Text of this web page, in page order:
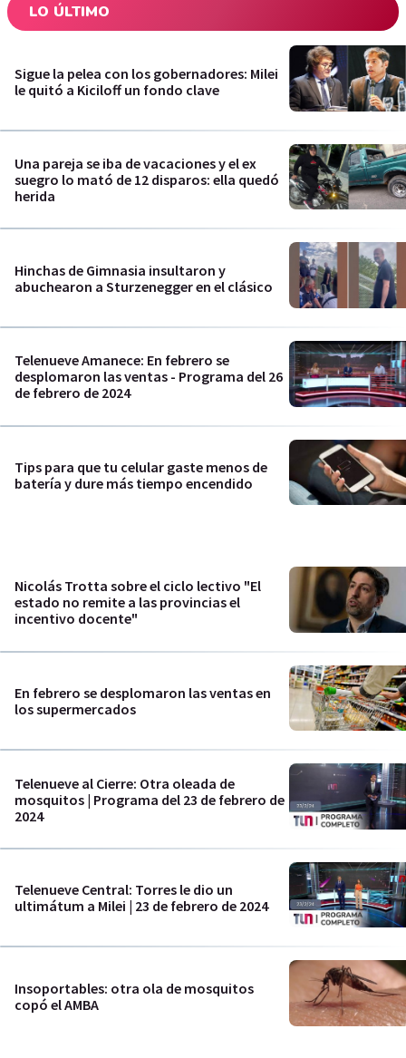
LO ÚLTIMO
Sigue la pelea con los gobernadores: Milei
le quitó a Kiciloff un fondo clave
Una pareja se iba de vacaciones y el ex
suegro lo mató de 12 disparos: ella quedó
herida
Hinchas de Gimnasia insultaron y
abuchearon a Sturzenegger en el clásico
Telenueve Amanece: En febrero se
desplomaron las ventas - Programa del 26
de febrero de 2024
Tips para que tu celular gaste menos de
batería y dure más tiempo encendido
Nicolás Trotta sobre el ciclo lectivo "El
estado no remite a las provincias el
incentivo docente"
En febrero se desplomaron las ventas en
los supermercados
Telenueve al Cierre: Otra oleada de
mosquitos | Programa del 23 de febrero de
2024
Telenueve Central: Torres le dio un
ultimátum a Milei | 23 de febrero de 2024
Insoportables: otra ola de mosquitos
copó el AMBA